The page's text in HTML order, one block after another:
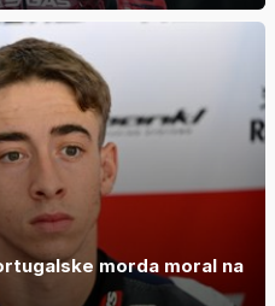
morda moral na